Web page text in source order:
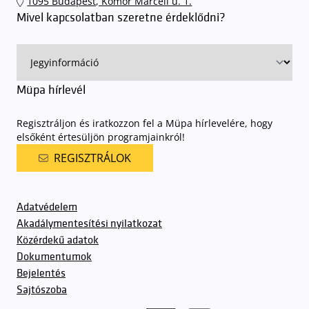
rendjének részletes leírása
elérhető itt
Mivel kapcsolatban szeretne érdeklődni?
Müpa hírlevél
Regisztráljon és iratkozzon fel a Müpa hírlevelére, hogy
elsőként értesüljön programjainkról!
REGISZTRÁLOK
Adatvédelem
Akadálymentesítési nyilatkozat
Közérdekű adatok
Dokumentumok
Bejelentés
Sajtószoba